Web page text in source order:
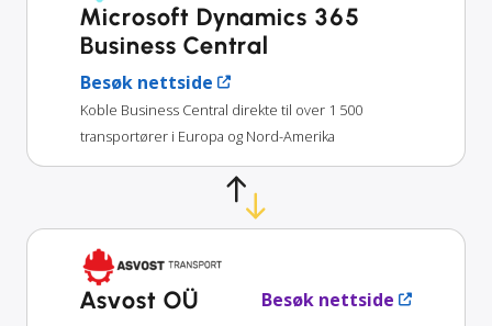
Microsoft Dynamics 365
Business Central
Besøk nettside
Koble Business Central direkte til over 1 500
transportører i Europa og Nord-Amerika
Asvost OÜ Besøk nettside